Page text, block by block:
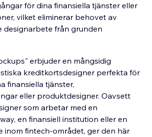
för dina finansiella tjänster eller
vilket eliminerar behovet av
designarbete från grunden
erbjuder en mångsidig
kreditkortsdesigner perfekta för
finansiella tjänster,
eller produktdesigner. Oavsett
som arbetar med en
en finansiell institution eller en
inom fintech-området, ger den här